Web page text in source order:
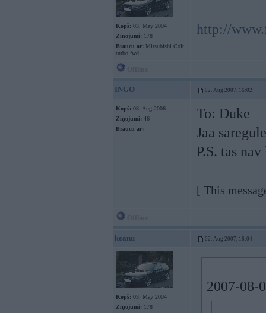
Kopš: 03. May 2004
Ziņojumi: 178
Braucu ar: Mitsubishi Colt
turbo fwd
http://
INGO 02. Aug 2007, 16:02
Kopš: 08. Aug 2006
Ziņojumi: 46
Braucu ar:
To: Duke
Jaa
P.S. tas
[ This
keanu 02. Aug 2007, 16:04
Kopš: 03. May 2004
Ziņojumi: 178
2007-08-